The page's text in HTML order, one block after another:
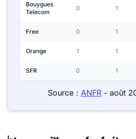
Bouygues
Telecom
0 1
Free 0 1
Orange 1 1
SFR 0 1
Source : ANFR- août